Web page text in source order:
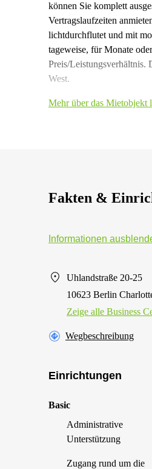
können Sie komplett
Vertragslaufzeiten
lichtdurchflutet und mit
tageweise, für Monate
Preis/Leistungsverhältnis.
West.
Mehr über das Mietobjekt
Fakten &
Informationen
Uhlandstraße 20-25
10623 Berlin
Zeige alle Business
Wegbeschreibung
Einrichtungen
Basic
Administrative
Unterstützung
Zugang rund um die